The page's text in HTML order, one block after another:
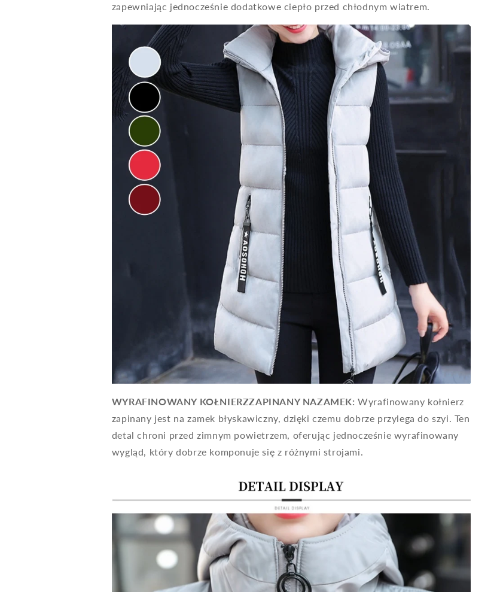
zapewniając jednocześnie dodatkowe ciepło przed chłodnym wiatrem.
WYRAFINOWANY KOŁNIERZZAPINANY NAZAMEK: Wyrafinowany kołnierz
zapinany jest na zamek błyskawiczny, dzięki czemu dobrze przylega do szyi. Ten
detal chroni przed zimnym powietrzem, oferując jednocześnie wyrafinowany
wygląd, który dobrze komponuje się z różnymi strojami.